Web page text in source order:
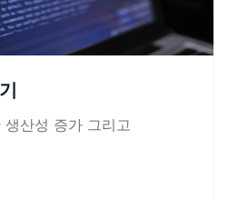
산성 증가 그리고